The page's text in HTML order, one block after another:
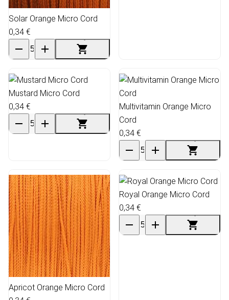
Solar Orange Micro Cord
0,34 €
Mustard Micro Cord
0,34 €
Multivitamin Orange Micro
Cord
0,34 €
Apricot Orange Micro Cord
Royal Orange Micro Cord
0,34 €